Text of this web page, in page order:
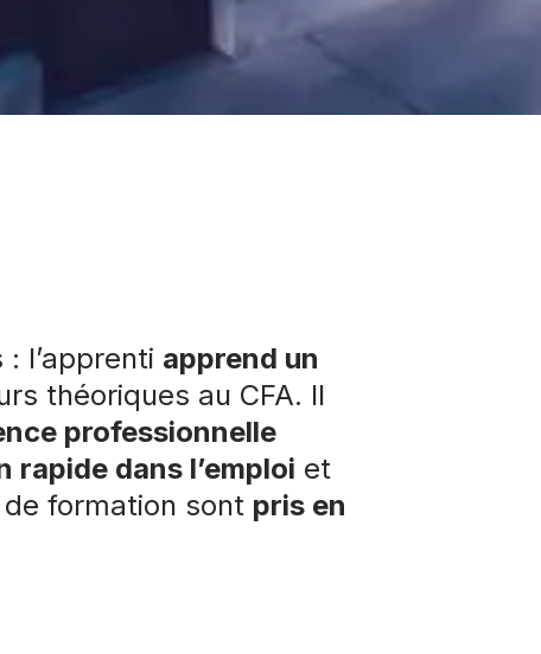
l’apprenti apprend un
théoriques au CFA. Il
professionnelle
rapide dans l’emploi et
formation sont pris en